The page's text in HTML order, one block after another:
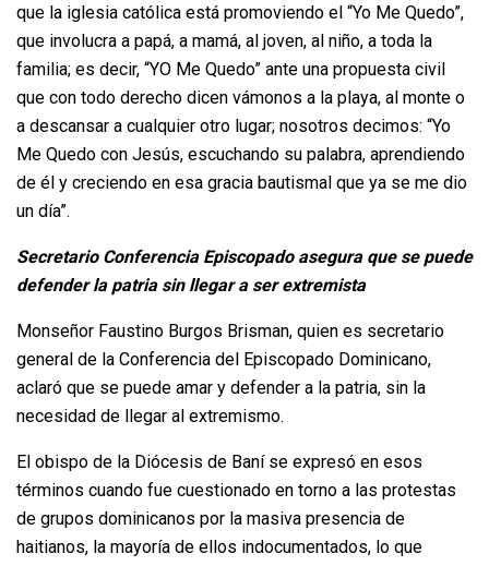
que la iglesia católica está promoviendo el “Yo Me Quedo”,
que involucra a papá, a mamá, al joven, al niño, a toda la
familia; es decir, “YO Me Quedo” ante una propuesta civil
que con todo derecho dicen vámonos a la playa, al monte o
a descansar a cualquier otro lugar; nosotros decimos: “Yo
Me Quedo con Jesús, escuchando su palabra, aprendiendo
de él y creciendo en esa gracia bautismal que ya se me dio
un día”.
Secretario Conferencia Episcopado asegura que se puede
defender la patria sin llegar a ser extremista
Monseñor Faustino Burgos Brisman, quien es secretario
general de la Conferencia del Episcopado Dominicano,
aclaró que se puede amar y defender a la patria, sin la
necesidad de llegar al extremismo.
El obispo de la Diócesis de Baní se expresó en esos
términos cuando fue cuestionado en torno a las protestas
de grupos dominicanos por la masiva presencia de
haitianos, la mayoría de ellos indocumentados, lo que